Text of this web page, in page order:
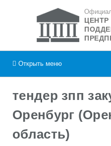
ЦЕНТР
Открыть меню
тендер зпп
Оренбург
область)